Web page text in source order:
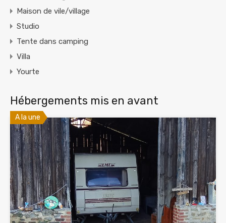
Maison de vile/village
Studio
Tente dans camping
Villa
Yourte
Hébergements mis en avant
A la une